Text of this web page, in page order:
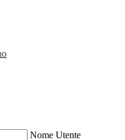
Nome Utente